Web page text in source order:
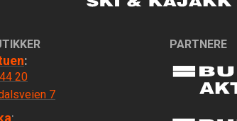
:
20
7
:
PARTNERE